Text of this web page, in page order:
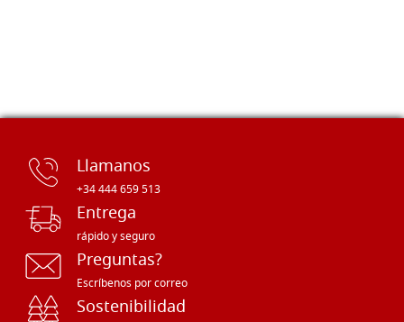
Llamanos
+34 444 659 513
Entrega
rápido y seguro
Preguntas?
Escríbenos por correo
Sostenibilidad